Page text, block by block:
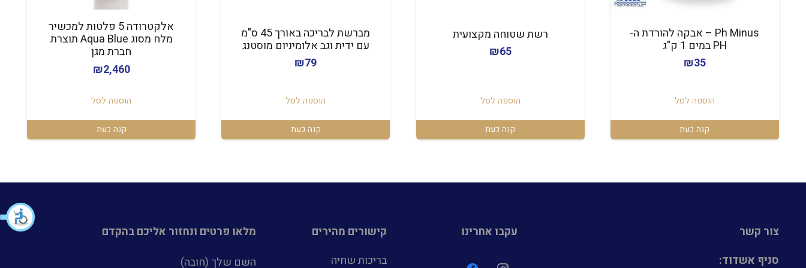
Ph Minus – אבקה להורדת ה-
PH במים 1 ק"ג
₪35
הוספה לסל
קנה כעת
רשת שטוחה מקצועית
₪65
הוספה לסל
קנה כעת
מברשת לבריכה באורך 45 ס"מ
עם ידית וגב אלומיניום מוסטנג
₪79
הוספה לסל
קנה כעת
אלקטרודה 5 פלטות למכשיר
מלח מסוג Aqua Blue תוצרת
חברת מגן
₪2,460
הוספה לסל
קנה כעת
צור קשר
סניף אשדוד:
עקבו אחרינו
קישורים מהירים
בריכות שחיה
מלאו פרטים ונחזור אליכם בהקדם
השם שלך (חובה)